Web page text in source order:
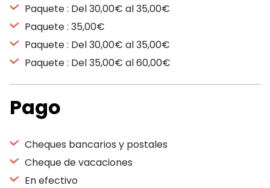
Paquete : Del 30,00€ al 35,00€
Paquete : 35,00€
Paquete : Del 30,00€ al 35,00€
Paquete : Del 35,00€ al 60,00€
Pago
Cheques bancarios y postales
Cheque de vacaciones
En efectivo